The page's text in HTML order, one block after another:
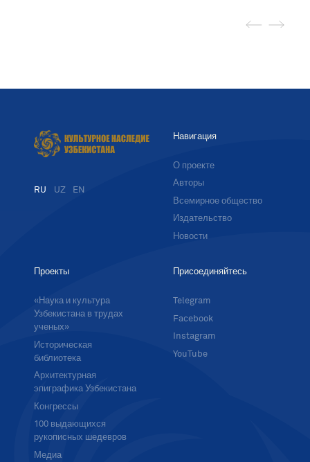
RU UZ EN
Навигация
О проекте
Авторы
Всемирное общество
Издательство
Новости
Проекты
«Наука и культура
Узбекистана в трудах
ученых»
Историческая
библиотека
Архитектурная
эпиграфика Узбекистана
Конгрессы
100 выдающихся
рукописных шедевров
Медиа
Присоединяйтесь
Telegram
Facebook
Instagram
YouTube